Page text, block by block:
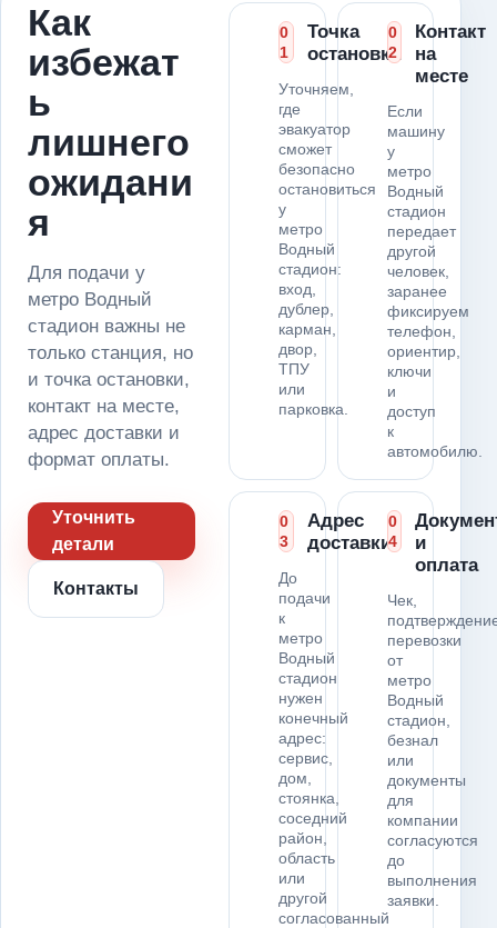
Как
избежат
ь
лишнего
ожидани
я
Для подачи у
метро Водный
стадион важны не
только станция, но
и точка остановки,
контакт на месте,
адрес доставки и
формат оплаты.
Уточнить
детали
Контакты
0
1
Точка
остановки
Уточняем,
где
эвакуатор
сможет
безопасно
остановиться
у
метро
Водный
стадион:
вход,
дублер,
карман,
двор,
ТПУ
или
парковка.
0
2
Контакт
на
месте
Если
машину
у
метро
Водный
стадион
передает
другой
человек,
заранее
фиксируем
телефон,
ориентир,
ключи
и
доступ
к
автомобилю.
0
3
Адрес
доставки
До
подачи
к
метро
Водный
стадион
нужен
конечный
адрес:
сервис,
дом,
стоянка,
соседний
район,
область
или
другой
согласованный
0
4
и
оплата
Чек,
перевозки
от
метро
Водный
стадион,
безнал
или
документы
для
компании
согласуются
до
выполнения
заявки.